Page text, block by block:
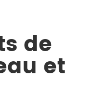
de
et